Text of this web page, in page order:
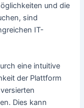
und die
sind
IT-
eine intuitive
der Plattform
Dies kann